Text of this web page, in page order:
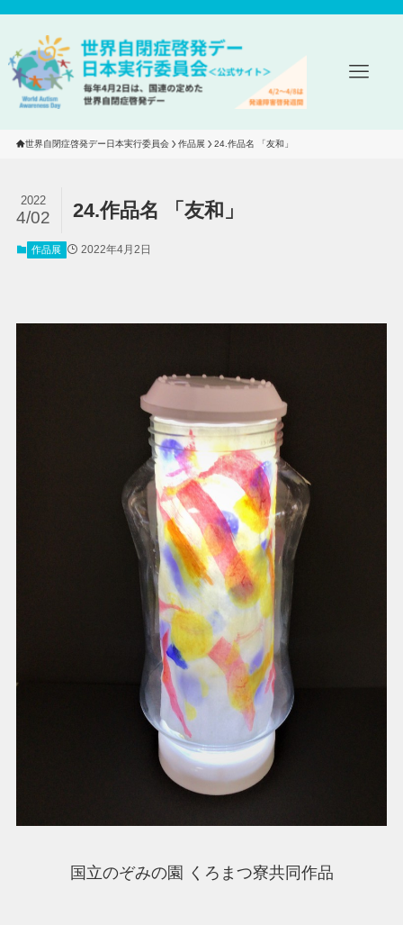
世界自閉症啓発デー日本実行委員会 作品展 24.作品名 「友和」
24.作品名 「友和」
2022
4/02
作品展 2022年4月2日
国立のぞみの園 くろまつ寮共同作品